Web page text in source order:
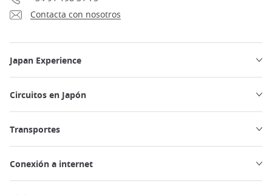
Contacta con nosotros
Japan Experience
Circuitos en Japón
Transportes
Conexión a internet